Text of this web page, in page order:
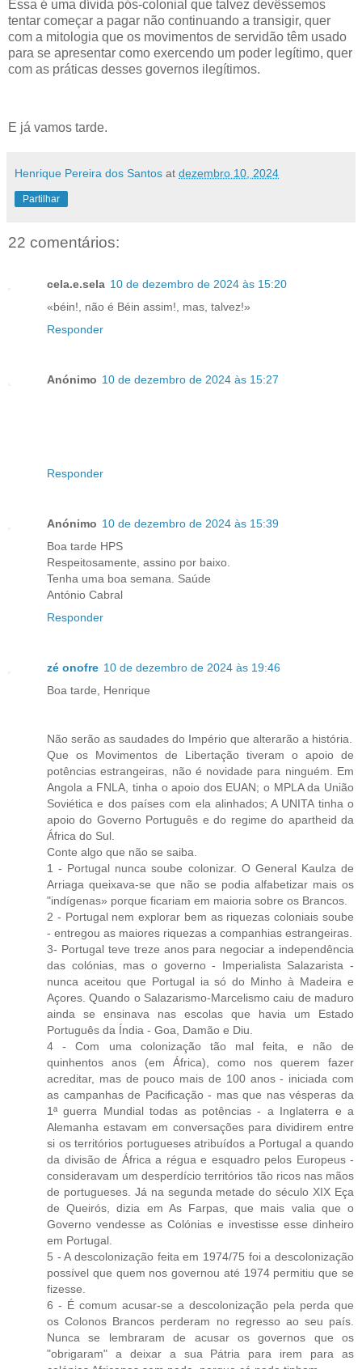
Essa é uma dívida pós-colonial que talvez devêssemos
tentar começar a pagar não continuando a transigir, quer
com a mitologia que os movimentos de servidão têm usado
para se apresentar como exercendo um poder legítimo, quer
com as práticas desses governos ilegítimos.
E já vamos tarde.
Henrique Pereira dos Santos at dezembro 10, 2024
Partilhar
22 comentários:
cela.e.sela 10 de dezembro de 2024 às 15:20
«béin!, não é Béin assim!, mas, talvez!»
Responder
Anónimo 10 de dezembro de 2024 às 15:27
Responder
Anónimo 10 de dezembro de 2024 às 15:39
Boa tarde HPS
Respeitosamente, assino por baixo.
Tenha uma boa semana. Saúde
António Cabral
Responder
zé onofre 10 de dezembro de 2024 às 19:46
Boa tarde, Henrique
Não serão as saudades do Império que alterarão a história.
Que os Movimentos de Libertação tiveram o apoio de
potências estrangeiras, não é novidade para ninguém. Em
Angola a FNLA, tinha o apoio dos EUAN; o MPLA da União
Soviética e dos países com ela alinhados; A UNITA tinha o
apoio do Governo Português e do regime do apartheid da
África do Sul.
Conte algo que não se saiba.
1 - Portugal nunca soube colonizar. O General Kaulza de
Arriaga queixava-se que não se podia alfabetizar mais os
"indígenas» porque ficariam em maioria sobre os Brancos.
2 - Portugal nem explorar bem as riquezas coloniais soube
- entregou as maiores riquezas a companhias estrangeiras.
3- Portugal teve treze anos para negociar a independência
das colónias, mas o governo - Imperialista Salazarista -
nunca aceitou que Portugal ia só do Minho à Madeira e
Açores. Quando o Salazarismo-Marcelismo caiu de maduro
ainda se ensinava nas escolas que havia um Estado
Português da Índia - Goa, Damão e Diu.
4 - Com uma colonização tão mal feita, e não de
quinhentos anos (em África), como nos querem fazer
acreditar, mas de pouco mais de 100 anos - iniciada com
as campanhas de Pacificação - mas que nas vésperas da
1ª guerra Mundial todas as potências - a Inglaterra e a
Alemanha estavam em conversações para dividirem entre
si os territórios portugueses atribuídos a Portugal a quando
da divisão de África a régua e esquadro pelos Europeus -
consideravam um desperdício territórios tão ricos nas mãos
de portugueses. Já na segunda metade do século XIX Eça
de Queirós, dizia em As Farpas, que mais valia que o
Governo vendesse as Colónias e investisse esse dinheiro
em Portugal.
5 - A descolonização feita em 1974/75 foi a descolonização
possível que quem nos governou até 1974 permitiu que se
fizesse.
6 - É comum acusar-se a descolonização pela perda que
os Colonos Brancos perderam no regresso ao seu país.
Nunca se lembraram de acusar os governos que os
"obrigaram" a deixar a sua Pátria para irem para as